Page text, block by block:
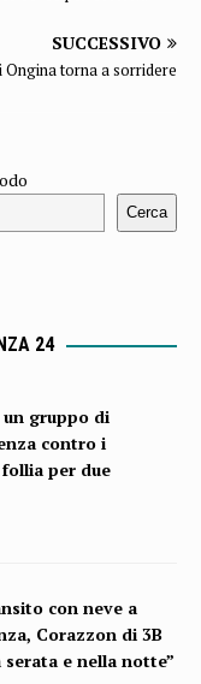
SUCCESSIVO
Ongina torna a sorridere
Cerca
24
gruppo di
contro i
per due
con neve a
Corazzon di 3B
e nella notte”